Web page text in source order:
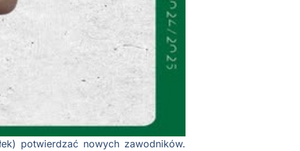
potwierdzać nowych zawodników.